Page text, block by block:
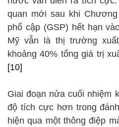
quan mới sau khi
phổ cập (GSP) hết hạn
Mỹ vẫn là thị trường
khoảng 40% tổng giá trị
[10]
Giai đoạn nửa cuối nhiệm
độ tích cực hơn trong
hiện qua một thông điệp